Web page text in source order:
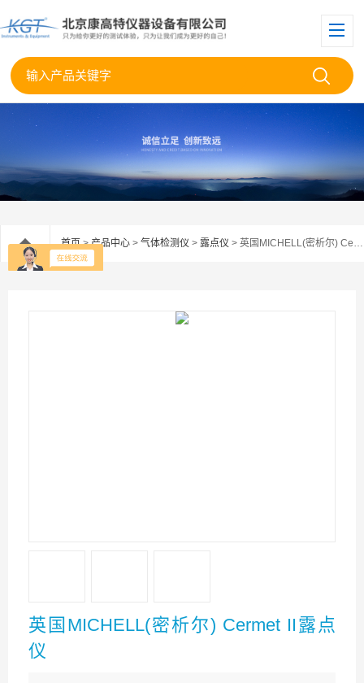
首页>产品中心 > 气体检测仪 > 露点仪 > 英国MICHELL(密析尔) Cermet II露点仪
英国MICHELL(密析尔) Cermet II露点
仪